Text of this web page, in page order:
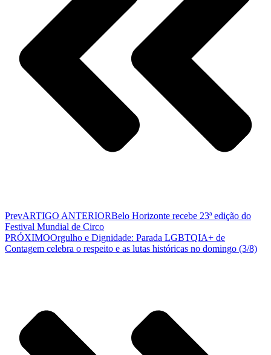
PrevARTIGO ANTERIORBelo Horizonte recebe 23ª edição do
Festival Mundial de Circo
PRÓXIMOOrgulho e Dignidade: Parada LGBTQIA+ de
Contagem celebra o respeito e as lutas históricas no domingo (3/8)